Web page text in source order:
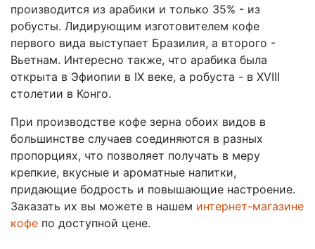
производится из арабики и только 35% - из
робусты. Лидирующим изготовителем кофе
первого вида выступает Бразилия, а второго -
Вьетнам. Интересно также, что арабика была
открыта в Эфиопии в IX веке, а робуста - в XVIII
столетии в Конго.
При производстве кофе зерна обоих видов в
большинстве случаев соединяются в разных
пропорциях, что позволяет получать в меру
крепкие, вкусные и ароматные напитки,
придающие бодрость и повышающие настроение.
Заказать их вы можете в нашем интернет-магазине
кофе по доступной цене.